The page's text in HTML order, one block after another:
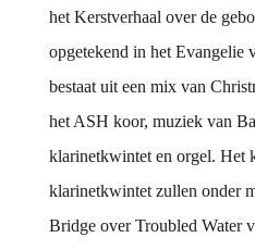
het Kerstverhaal over de
opgetekend in het Evangelie
bestaat uit een mix van
het ASH koor, muziek van
klarinetkwintet en orgel. Het
klarinetkwintet zullen onder
Bridge over Troubled Water